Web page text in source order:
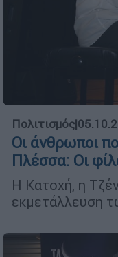
Πολιτισμός|
Οι άνθρωποι
Πλέσσα: Οι
Η Κατοχή, η
εκμετάλλευση